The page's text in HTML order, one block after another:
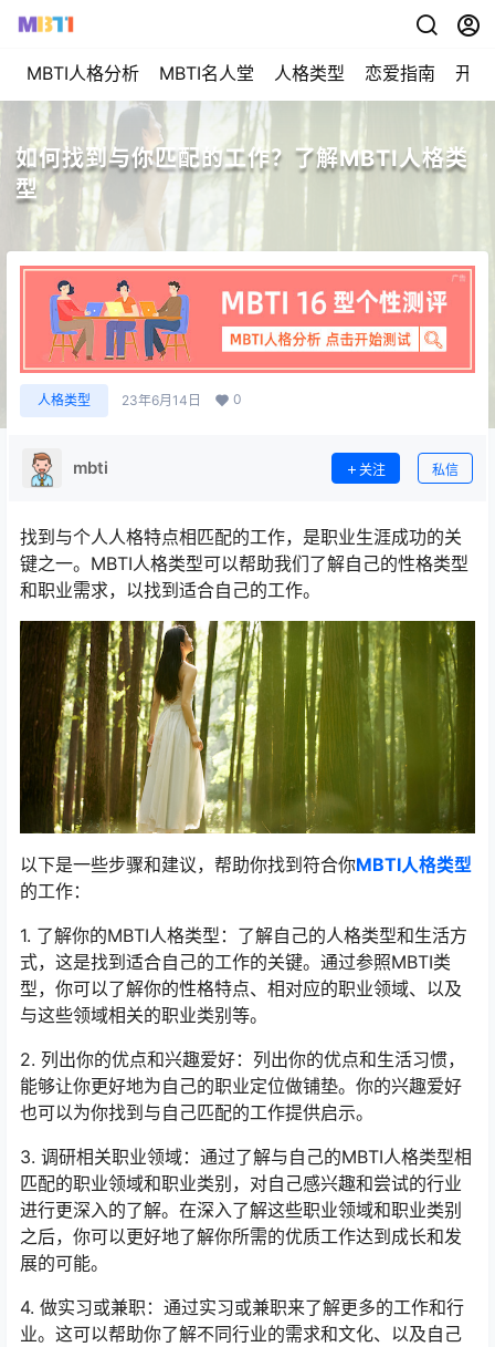
MBTI人格分析 MBTI名人堂 人格类型 恋爱指南 开始
如何找到与你匹配的工作？了解MBTI人格类
型
人格类型 23年6月14日 0
mbti 关注 私信
找到与个人人格特点相匹配的工作，是职业生涯成功的关
键之一。MBTI人格类型可以帮助我们了解自己的性格类型
和职业需求，以找到适合自己的工作。
以下是一些步骤和建议，帮助你找到符合你MBTI人格类型
的工作：
1. 了解你的MBTI人格类型：了解自己的人格类型和生活方
式，这是找到适合自己的工作的关键。通过参照MBTI类
型，你可以了解你的性格特点、相对应的职业领域、以及
与这些领域相关的职业类别等。
2. 列出你的优点和兴趣爱好：列出你的优点和生活习惯，
能够让你更好地为自己的职业定位做铺垫。你的兴趣爱好
也可以为你找到与自己匹配的工作提供启示。
3. 调研相关职业领域：通过了解与自己的MBTI人格类型相
匹配的职业领域和职业类别，对自己感兴趣和尝试的行业
进行更深入的了解。在深入了解这些职业领域和职业类别
之后，你可以更好地了解你所需的优质工作达到成长和发
展的可能。
4. 做实习或兼职：通过实习或兼职来了解更多的工作和行
业。这可以帮助你了解不同行业的需求和文化、以及自己